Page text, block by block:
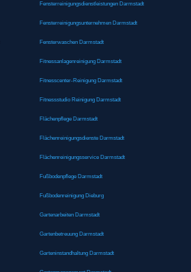
Fensterreinigungsdienstleistungen Darmstadt
Fensterreinigungsunternehmen Darmstadt
Fensterwaschen Darmstadt
Fitnessanlagenreinigung Darmstadt
Fitnesscenter-Reinigung Darmstadt
Fitnessstudio Reinigung Darmstadt
Flächenpflege Darmstadt
Flächenreinigungsdienste Darmstadt
Flächenreinigungsservice Darmstadt
Fußbodenpflege Darmstadt
Fußbodenreinigung Dieburg
Gartenarbeiten Darmstadt
Gartenbetreuung Darmstadt
Garteninstandhaltung Darmstadt